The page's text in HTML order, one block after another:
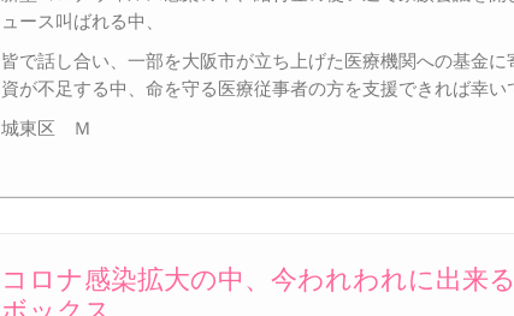
ュース叫ばれる中、
皆で話し合い、一部を大阪市が立ち上げた医療機関への基金
資が不足する中、命を守る医療従事者の方を支援できれば幸い
城東区 Ｍ
コロナ感染拡大の中、今われわれに出来